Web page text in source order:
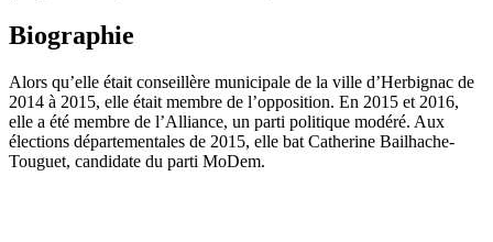
Biographie
Alors qu’elle était conseillère municipale de la ville d’Herbignac de
2014 à 2015, elle était membre de l’opposition. En 2015 et 2016,
elle a été membre de l’Alliance, un parti politique modéré. Aux
élections départementales de 2015, elle bat Catherine Bailhache-
Touguet, candidate du parti MoDem.